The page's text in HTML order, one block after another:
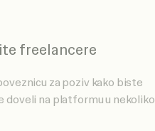
freelancere
za poziv kako biste
doveli na platformu u nekoliko